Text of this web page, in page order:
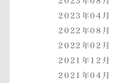
2023年04月
2022年08月
2022年02月
2021年12月
2021年04月